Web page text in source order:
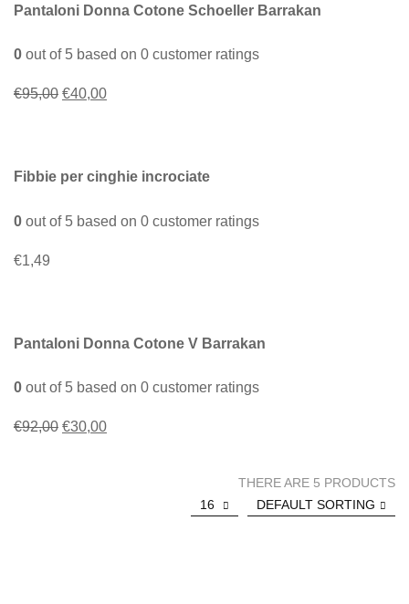
Pantaloni Donna Cotone Schoeller Barrakan
0 out of 5 based on 0 customer ratings
€95,00 Il
€40,00Il
Fibbie per cinghie incrociate
0 out of 5 based on 0 customer ratings
€1,49
Pantaloni Donna Cotone V Barrakan
0 out of 5 based on 0 customer ratings
€92,00 Il
€30,00Il
THERE ARE 5 PRODUCTS
DEFAULT SORTING
16